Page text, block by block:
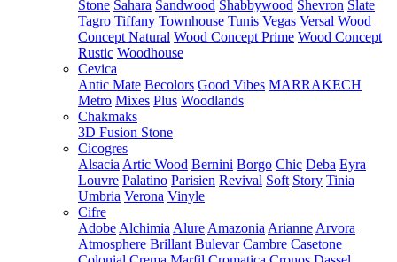
Stone Sahara Sandwood Shabbywood Shevron Slate
Tagro Tiffany Townhouse Tunis Vegas Versal Wood
Concept Natural Wood Concept Prime Wood Concept
Rustic Woodhouse
Cevica
Antic Mate Becolors Good Vibes MARRAKECH
Metro Mixes Plus Woodlands
Chakmaks
3D Fusion Stone
Cicogres
Alsacia Artic Wood Bernini Borgo Chic Deba Eyra
Louvre Palatino Parisien Revival Soft Story Tinia
Umbria Verona Vinyle
Cifre
Adobe Alchimia Alure Amazonia Arianne Arvora
Atmosphere Brillant Bulevar Cambre Casetone